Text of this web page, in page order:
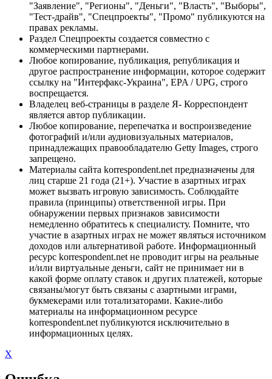
"Заявление", "Регионы", "Деньги", "Власть", "Выборы",
"Тест-драйв", "Спецпроекты", "Промо" публикуются на
правах рекламы.
Раздел Спецпроекты создается совместно с
коммерческими партнерами.
Любое копирование, публикация, републикация и
другое распространение информации, которое содержит
ссылку на "Интерфакс-Украина", EPA / UPG, строго
воспрещается.
Владелец веб-страницы в разделе Я- Корреспондент
является автор публикации.
Любое копирование, перепечатка и воспроизведение
фотографий и/или аудиовизуальных материалов,
принадлежащих правообладателю Getty Images, строго
запрещено.
Материалы сайта korrespondent.net предназначены для
лиц старше 21 года (21+). Участие в азартных играх
может вызвать игровую зависимость. Соблюдайте
правила (принципы) ответственной игры. При
обнаружении первых признаков зависимости
немедленно обратитесь к специалисту. Помните, что
участие в азартных играх не может являться источником
доходов или альтернативой работе. Информационный
ресурс korrespondent.net не проводит игры на реальные
и/или виртуальные деньги, сайт не принимает ни в
какой форме оплату ставок и других платежей, которые
связаны/могут быть связаны с азартными играми,
букмекерами или тотализаторами. Какие-либо
материалы на информационном ресурсе
korrespondent.net публикуются исключительно в
информационных целях.
X